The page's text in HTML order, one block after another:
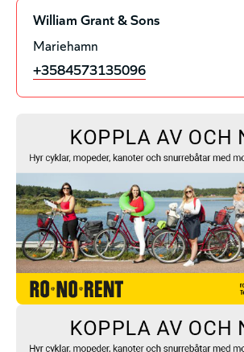
William Grant & Sons
Mariehamn
+3584573135096